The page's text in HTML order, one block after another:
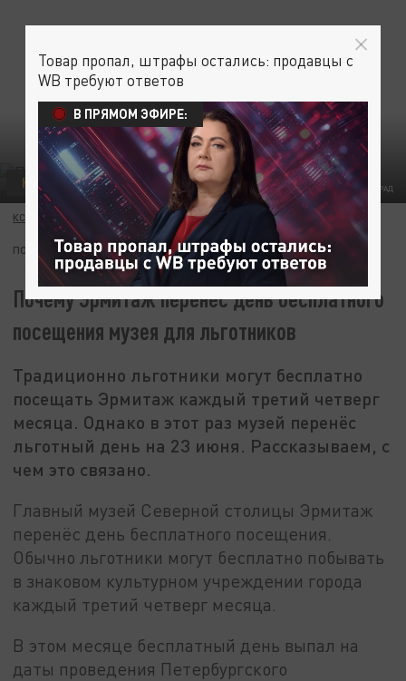
ФОТО: СТАС ПАШКОВ/ЦАРЬГРАД
КУЛЬТУРА
КСЕНИЯ ДУДАРЕВА 16 ИЮНЯ 12:34
ПОДПИШИТЕСЬ:
Почему Эрмитаж перенёс день бесплатного
посещения музея для льготников
Традиционно льготники могут бесплатно
посещать Эрмитаж каждый третий четверг
месяца. Однако в этот раз музей перенёс
льготный день на 23 июня. Рассказываем, с
чем это связано.
Главный музей Северной столицы Эрмитаж
перенёс день бесплатного посещения.
Обычно льготники могут бесплатно побывать
в знаковом культурном учреждении города
каждый третий четверг месяца.
В этом месяце бесплатный день выпал на
даты проведения Петербургского
Товар пропал, штрафы остались: продавцы с
WB требуют ответов
В ПРЯМОМ ЭФИРЕ: